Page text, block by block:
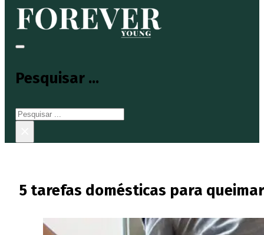
Pesquisar ...
Pesquisar
5 tarefas domésticas para